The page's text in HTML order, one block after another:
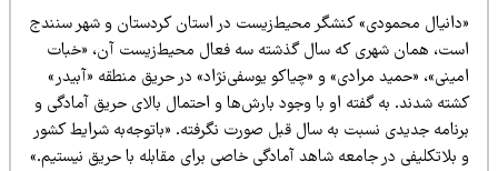
محمودی» کنشگر محیط‌زیست در استان کردستان و شهر سنندج
همان شهری که سال گذشته سه فعال محیط‌زیست آن، «خبات
«حمید مرادی» و «چیاکو یوسفی‌نژاد» در حریق منطقه «آبیدر»
شدند. به گفته او با وجود بارش‌ها و احتمال بالای حریق آمادگی و
جدیدی نسبت به سال قبل صورت نگرفته. «باتوجه‌به شرایط کشور
بلاتکلیفی در جامعه شاهد آمادگی خاصی برای مقابله با حریق نیستیم.»